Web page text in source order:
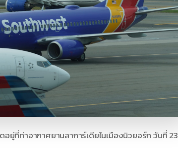
ที่ท่าอากาศยานลาการ์เดียในเมืองนิวยอร์ก วันที่ 23